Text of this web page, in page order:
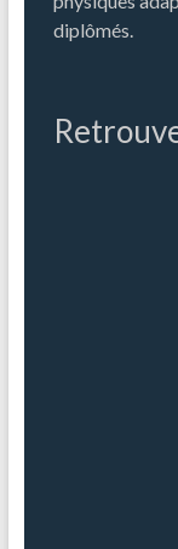
diplômés.